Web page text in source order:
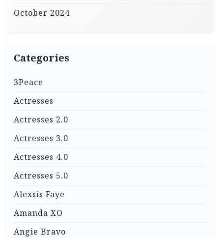
October 2024
Categories
3Peace
Actresses
Actresses 2.0
Actresses 3.0
Actresses 4.0
Actresses 5.0
Alexsis Faye
Amanda XO
Angie Bravo